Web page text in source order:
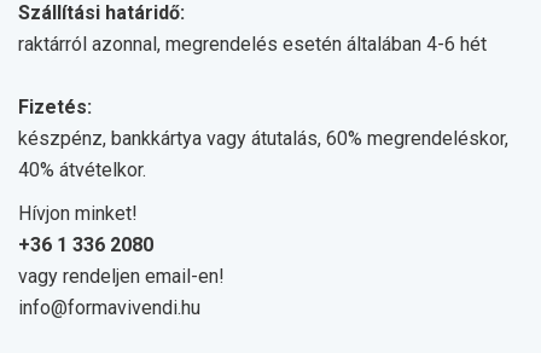
Szállítási határidő:
raktárról azonnal, megrendelés esetén általában 4-6 hét
Fizetés:
készpénz, bankkártya vagy átutalás, 60% megrendeléskor,
40% átvételkor.
Hívjon minket!
+36 1 336 2080
vagy rendeljen email-en!
info@formavivendi.hu